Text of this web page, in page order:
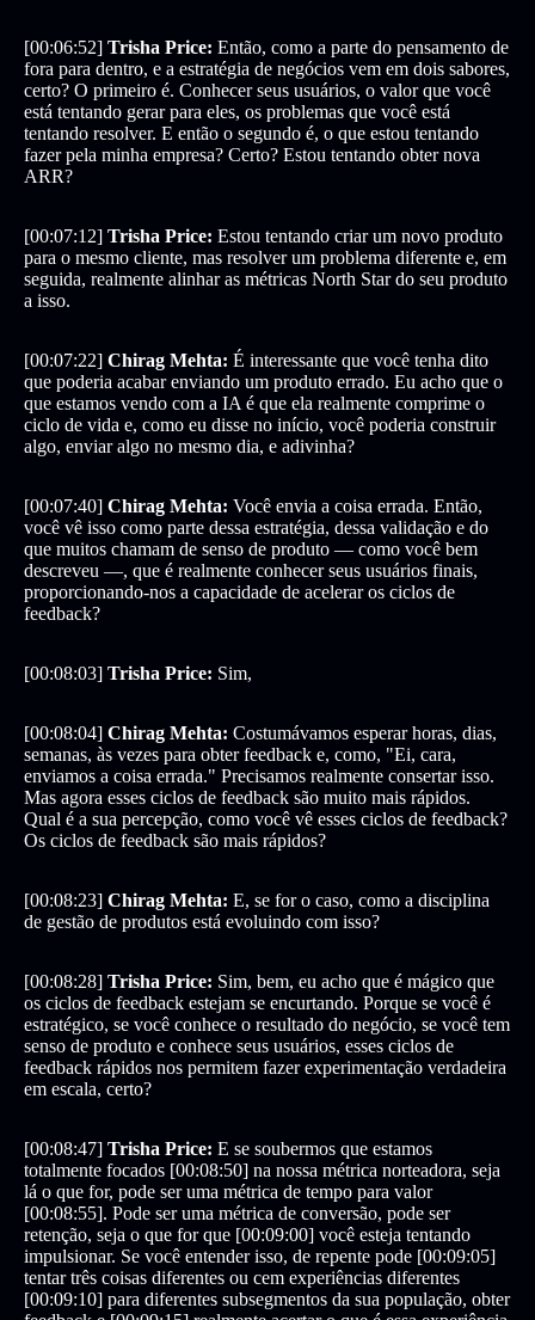
[00:06:52] Trisha Price: Então, como a parte do pensamento de
fora para dentro, e a estratégia de negócios vem em dois sabores,
certo? O primeiro é. Conhecer seus usuários, o valor que você
está tentando gerar para eles, os problemas que você está
tentando resolver. E então o segundo é, o que estou tentando
fazer pela minha empresa? Certo? Estou tentando obter nova
ARR?
[00:07:12] Trisha Price: Estou tentando criar um novo produto
para o mesmo cliente, mas resolver um problema diferente e, em
seguida, realmente alinhar as métricas North Star do seu produto
a isso.
[00:07:22] Chirag Mehta: É interessante que você tenha dito
que poderia acabar enviando um produto errado. Eu acho que o
que estamos vendo com a IA é que ela realmente comprime o
ciclo de vida e, como eu disse no início, você poderia construir
algo, enviar algo no mesmo dia, e adivinha?
[00:07:40] Chirag Mehta: Você envia a coisa errada. Então,
você vê isso como parte dessa estratégia, dessa validação e do
que muitos chamam de senso de produto — como você bem
descreveu —, que é realmente conhecer seus usuários finais,
proporcionando-nos a capacidade de acelerar os ciclos de
feedback?
[00:08:03] Trisha Price: Sim,
[00:08:04] Chirag Mehta: Costumávamos esperar horas, dias,
semanas, às vezes para obter feedback e, como, "Ei, cara,
enviamos a coisa errada." Precisamos realmente consertar isso.
Mas agora esses ciclos de feedback são muito mais rápidos.
Qual é a sua percepção, como você vê esses ciclos de feedback?
Os ciclos de feedback são mais rápidos?
[00:08:23] Chirag Mehta: E, se for o caso, como a disciplina
de gestão de produtos está evoluindo com isso?
[00:08:28] Trisha Price: Sim, bem, eu acho que é mágico que
os ciclos de feedback estejam se encurtando. Porque se você é
estratégico, se você conhece o resultado do negócio, se você tem
senso de produto e conhece seus usuários, esses ciclos de
feedback rápidos nos permitem fazer experimentação verdadeira
em escala, certo?
[00:08:47] Trisha Price: E se soubermos que estamos
totalmente focados [00:08:50] na nossa métrica norteadora, seja
lá o que for, pode ser uma métrica de tempo para valor
[00:08:55]. Pode ser uma métrica de conversão, pode ser
retenção, seja o que for que [00:09:00] você esteja tentando
impulsionar. Se você entender isso, de repente pode [00:09:05]
tentar três coisas diferentes ou cem experiências diferentes
[00:09:10] para diferentes subsegmentos da sua população, obter